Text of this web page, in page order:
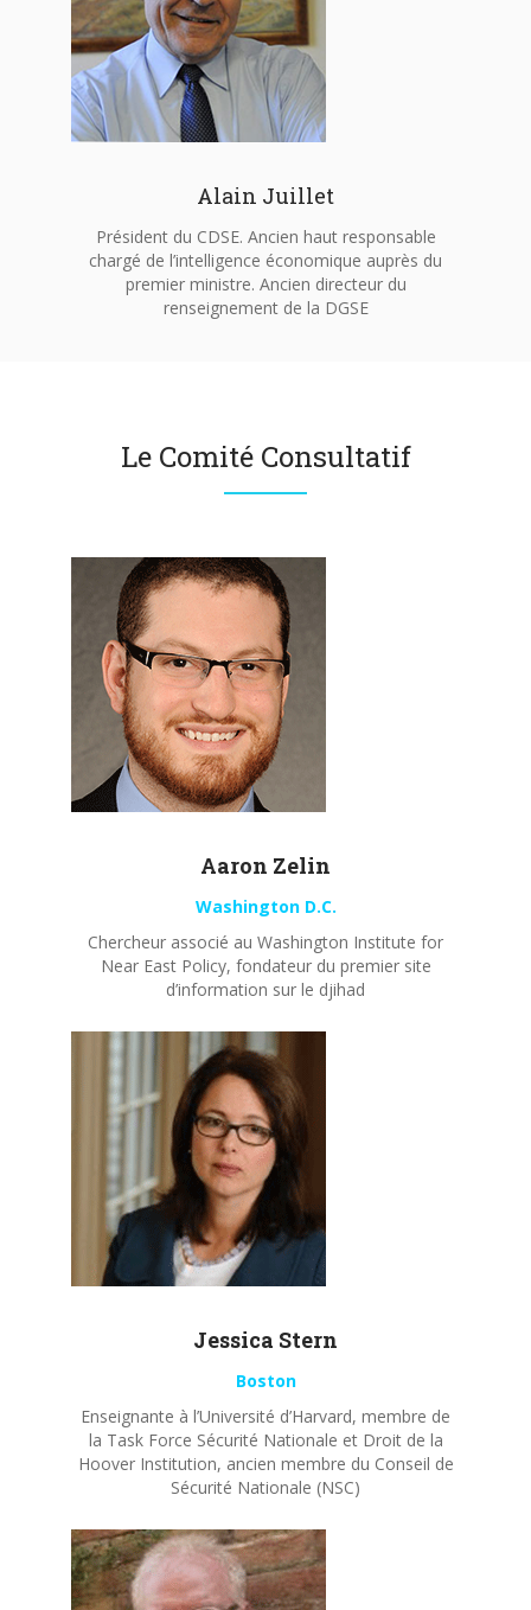
Alain Juillet
Président du CDSE. Ancien haut responsable
chargé de l’intelligence économique auprès du
premier ministre. Ancien directeur du
renseignement de la DGSE
Le Comité Consultatif
Aaron Zelin
Washington D.C.
Chercheur associé au Washington Institute for
Near East Policy, fondateur du premier site
d’information sur le djihad
Jessica Stern
Boston
Enseignante à l’Université d’Harvard, membre de
la Task Force Sécurité Nationale et Droit de la
Hoover Institution, ancien membre du Conseil de
Sécurité Nationale (NSC)